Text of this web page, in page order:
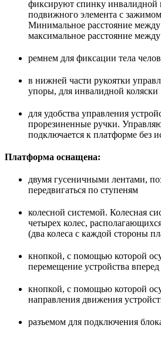
фиксируют спинку инвалидной
подвижного элемента с
Минимальное расстояние
максимальное расстояние
ремнем для фиксации тела
в нижней части рукоятки
упоры, для инвалидной коляски
для удобства управления
прорезиненные ручки.
подключается к платформе без
Платформа оснащена:
двумя гусеничными лентами,
передвигаться по ступеням
колесной системой. Колесная
четырех колес,
(два колеса с каждой стороны
кнопкой, с помощью которой
перемещение устройства вперед
кнопкой, с помощью которой
направления движения
разъемом для подключения